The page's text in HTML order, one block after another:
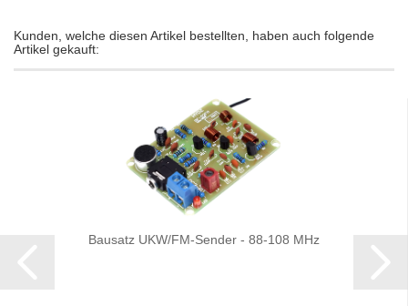
Kunden, welche diesen Artikel bestellten, haben auch folgende
Artikel gekauft:
Bausatz UKW/FM-Sender - 88-108 MHz